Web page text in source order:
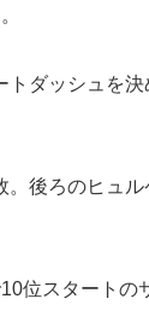
トダッシュを
。後ろのヒュ
位スタートの